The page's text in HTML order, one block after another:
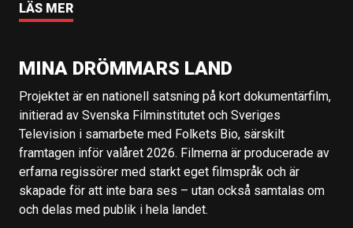
LÄS MER
MINA DRÖMMARS LAND
Projektet är en nationell satsning på kort dokumentärfilm,
initierad av Svenska Filminstitutet och Sveriges
Television i samarbete med Folkets Bio, särskilt
framtagen inför valåret 2026. Filmerna är producerade av
erfarna regissörer med starkt eget filmspråk och är
skapade för att inte bara ses – utan också samtalas om
och delas med publik i hela landet.